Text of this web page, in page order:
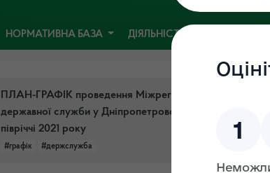
НОРМАТИВНА БАЗА ДІЯЛЬНІСТЬ
ПЛАН-ГРАФІК проведення Міжрегіональним
державної служби у Дніпропетровській та Запорізькій
півріччі 2021 року
#графік #держслужба